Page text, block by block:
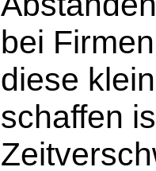
bei
diese
schaffen